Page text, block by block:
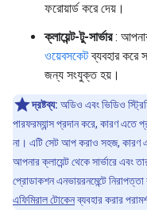
ফরোয়ার্ড করে দেয়।
ক্লায়েন্ট-টু-সার্ভার:
ওয়েবসকেটব্যবহার করে
জন্য সংযুক্ত হয়।
দ্রষ্টব্য: অডিও এবং ভিডিও
পারফরম্যান্স প্রদান করে, কারণ এতে
না। এটি সেট আপ করাও সহজ, কারণ
আপনার ক্লায়েন্ট থেকে সার্ভারে এবং
প্রোডাকশন এনভায়রনমেন্টে
এফিমিরাল টোকেনব্যবহার করার